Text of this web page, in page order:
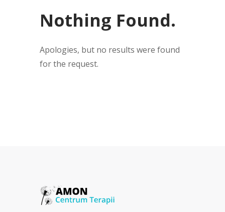
Nothing Found.
Apologies, but no results were found
for the request.